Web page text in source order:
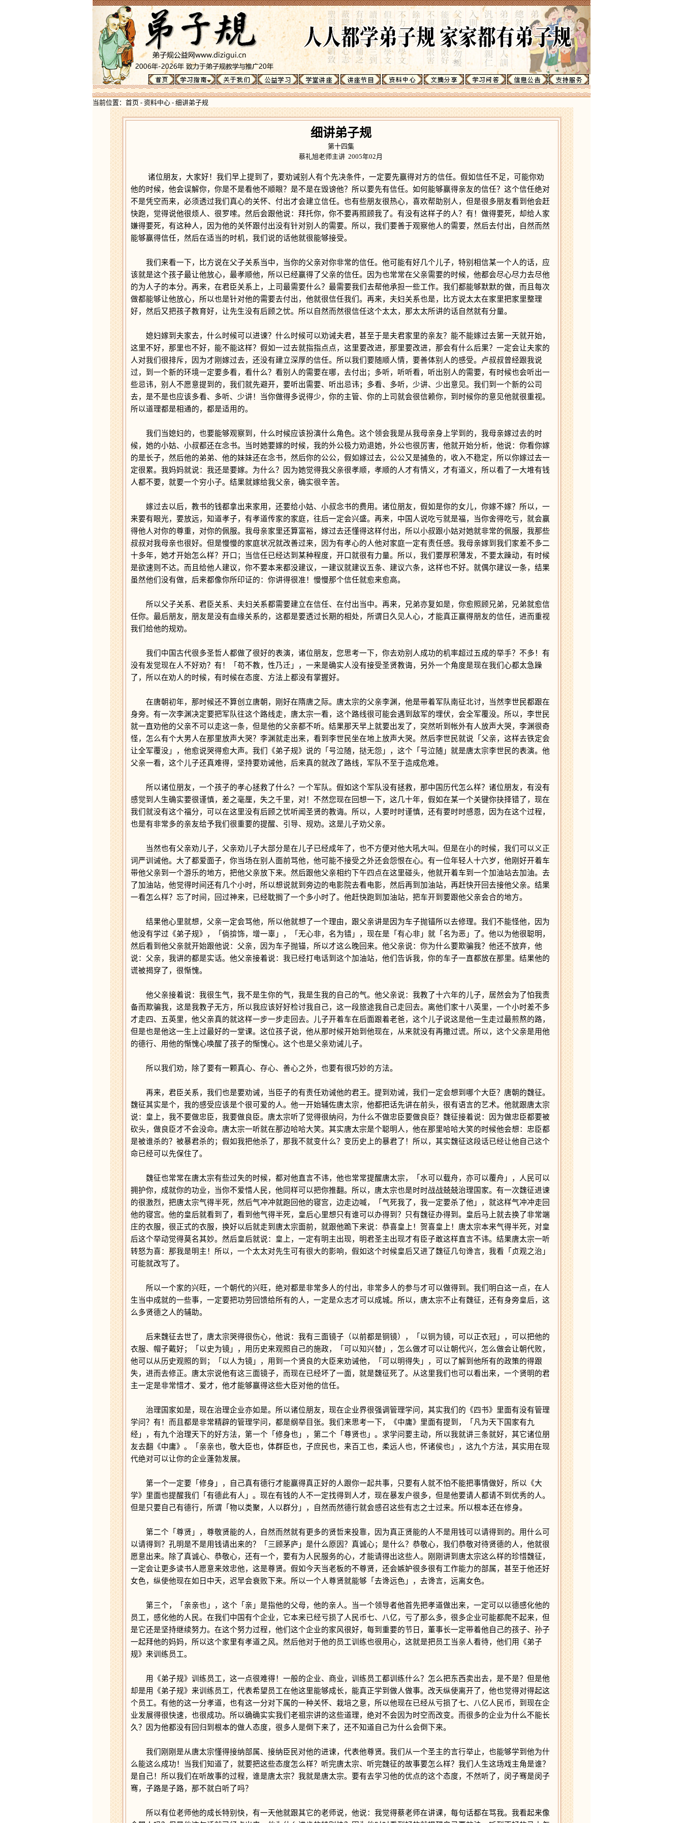
当前位置： 首页 - 资料中心 - 细讲弟子规
细讲弟子规
第十四集
蔡礼旭老师主讲 2005年02月
诸位朋友，大家好！我们早上提到了，要劝诫别人有个先决条件，一定要先赢得对方的信任。假如信任不足，可能你劝
他的时候，他会误解你，你是不是看他不顺眼？是不是在毁谤他？所以要先有信任。如何能够赢得亲友的信任？这个信任绝对
不是凭空而来，必须透过我们真心的关怀、付出才会建立信任。也有些朋友很热心，喜欢帮助别人，但是很多朋友看到他会赶
快跑，觉得说他很烦人、很罗嗦。然后会跟他说：拜托你，你不要再照顾我了。有没有这样子的人？有！做得要死，却给人家
嫌得要死，有这种人，因为他的关怀跟付出没有针对别人的需要。所以，我们要善于观察他人的需要，然后去付出，自然而然
能够赢得信任，然后在适当的时机，我们说的话他就很能够接受。
我们来看一下，比方说在父子关系当中，当你的父亲对你非常的信任。他可能有好几个儿子，特别相信某一个人的话，应
该就是这个孩子最让他放心，最孝顺他，所以已经赢得了父亲的信任。因为也常常在父亲需要的时候，他都会尽心尽力去尽他
的为人子的本分。再来，在君臣关系上，上司最需要什么？最需要我们去帮他承担一些工作。我们都能够默默的做，而且每次
做都能够让他放心，所以也是针对他的需要去付出，他就很信任我们。再来，夫妇关系也是，比方说太太在家里把家里整理
好，然后又把孩子教育好，让先生没有后顾之忧。所以自然而然很信任这个太太，那太太所讲的话自然就有分量。
媳妇嫁到夫家去，什么时候可以进谏？什么时候可以劝诫夫君，甚至于是夫君家里的亲友？能不能嫁过去第一天就开始，
这里不好，那里也不好，能不能这样？假如一过去就指指点点，这里要改进，那里要改进，那会有什么后果？一定会让夫家的
人对我们很排斥，因为才刚嫁过去，还没有建立深厚的信任。所以我们要随顺人情，要善体别人的感受。卢叔叔曾经跟我说
过，到一个新的环境一定要多看，看什么？看别人的需要在哪，去付出；多听，听听看，听出别人的需要，有时候也会听出一
些忌讳，别人不愿意提到的，我们就先避开，要听出需要、听出忌讳；多看、多听，少讲、少出意见。我们到一个新的公司
去，是不是也应该多看、多听、少讲！当你做得多说得少，你的主管、你的上司就会很信赖你，到时候你的意见他就很重视。
所以道理都是相通的，都是适用的。
我们当媳妇的，也要能够观察到，什么时候应该扮演什么角色。这个领会我是从我母亲身上学到的，我母亲嫁过去的时
候，她的小姑、小叔都还在念书。当时她要嫁的时候，我的外公极力劝退她，外公也很厉害，他就开始分析，他说：你看你嫁
的是长子，然后他的弟弟、他的妹妹还在念书，然后你的公公，假如嫁过去，公公又是捕鱼的，收入不稳定，所以你嫁过去一
定很累。我妈妈就说：我还是要嫁。为什么？因为她觉得我父亲很孝顺，孝顺的人才有情义，才有道义，所以看了一大堆有钱
人都不要，就要一个穷小子。结果就嫁给我父亲，确实很辛苦。
嫁过去以后，教书的钱都拿出来家用，还要给小姑、小叔念书的费用。诸位朋友，假如是你的女儿，你嫁不嫁？所以，一
来要有眼光，要放远，知道孝子，有孝道传家的家庭，往后一定会兴盛。再来，中国人说吃亏就是福，当你舍得吃亏，就会赢
得他人对你的尊重，对你的佩服。我母亲家里还算富裕，嫁过去还懂得这样付出，所以小叔跟小姑对她就非常的佩服，我那些
叔叔对我母亲也很好。但是慢慢的家庭状况就改善过来，因为有孝心的人他对家庭一定有责任感。我母亲嫁到我们家差不多二
十多年，她才开始怎么样？开口；当信任已经达到某种程度，开口就很有力量。所以，我们要厚积薄发，不要太躁动，有时候
是欲速则不达。而且给他人建议，你不要本来都没建议，一建议就建议五条、建议六条，这样也不好。就偶尔建议一条，结果
虽然他们没有做，后来都像你所印证的：你讲得很准！慢慢那个信任就愈来愈高。
所以父子关系、君臣关系、夫妇关系都需要建立在信任、在付出当中。再来，兄弟亦复如是，你愈照顾兄弟，兄弟就愈信
任你。最后朋友，朋友是没有血缘关系的，这都是要透过长期的相处，所谓日久见人心，才能真正赢得朋友的信任，进而重视
我们给他的规劝。
我们中国古代很多圣哲人都做了很好的表演，诸位朋友，您思考一下，你去劝别人成功的机率超过五成的举手？不多！有
没有发觉现在人不好劝？有！「苟不教，性乃迁」，一来是确实人没有接受圣贤教诲，另外一个角度是现在我们心都太急躁
了，所以在劝人的时候，有时候在态度、方法上都没有掌握好。
在唐朝初年，那时候还不算创立唐朝，刚好在隋唐之际。唐太宗的父亲李渊，他是带着军队南征北讨，当然李世民都跟在
身旁。有一次李渊决定要把军队往这个路线走，唐太宗一看，这个路线很可能会遇到敌军的埋伏，会全军覆没。所以，李世民
就一直劝他的父亲不可以走这一条，但是他的父亲都不听。结果那天早上就要出发了，突然听到帐外有人放声大哭，李渊很奇
怪，怎么有个大男人在那里放声大哭？李渊就走出来，看到李世民坐在地上放声大哭。然后李世民就说「父亲，这样去铁定会
让全军覆没」，他愈说哭得愈大声。我们《弟子规》说的「号泣随，挞无怨」，这个「号泣随」就是唐太宗李世民的表演。他
父亲一看，这个儿子还真难得，坚持要劝诫他，后来真的就改了路线，军队不至于造成危难。
所以诸位朋友，一个孩子的孝心拯救了什么？一个军队。假如这个军队没有拯救，那中国历代怎么样？诸位朋友，有没有
感觉到人生确实要很谨慎，差之毫厘，失之千里，对！不然您现在回想一下，这几十年，假如在某一个关键你抉择错了，现在
我们就没有这个福分，可以在这里没有后顾之忧听闻圣贤的教诲。所以，人要时时谨慎，还有要时时感恩，因为在这个过程，
也是有非常多的亲友给予我们很重要的提醒、引导、规劝。这是儿子劝父亲。
当然也有父亲劝儿子，父亲劝儿子大部分是在儿子已经成年了，也不方便对他大吼大叫。但是在小的时候，我们可以义正
词严训诫他。大了都爱面子，你当场在别人面前骂他，他可能不接受之外还会怨恨在心。有一位年轻人十六岁，他刚好开着车
带他父亲到一个游乐的地方，把他父亲放下来。然后跟他父亲相约下午四点在这里碰头，他就开着车到一个加油站去加油。去
了加油站，他觉得时间还有几个小时，所以想说就到旁边的电影院去看电影，然后再到加油站，再赶快开回去接他父亲。结果
一看怎么样？忘了时间，回过神来，已经耽搁了一个多小时了。他赶快跑到加油站，把车开到要跟他父亲会合的地方。
结果他心里就想，父亲一定会骂他，所以他就想了一个理由，跟父亲讲是因为车子抛锚所以去修理。我们不能怪他，因为
他没有学过《弟子规》，「倘揜饰，增一辜」，「无心非，名为错」，现在是「有心非」就「名为恶」了。他以为他很聪明，
然后看到他父亲就开始跟他说：父亲，因为车子抛锚，所以才这么晚回来。他父亲说：你为什么要欺骗我？他还不放弃，他
说：父亲，我讲的都是实话。他父亲接着说：我已经打电话到这个加油站，他们告诉我，你的车子一直都放在那里。结果他的
谎被揭穿了，很惭愧。
他父亲接着说：我很生气，我不是生你的气，我是生我的自己的气。他父亲说：我教了十六年的儿子，居然会为了怕我责
备而欺骗我，这是我教子无方，所以我应该好好检讨我自己，这一段旅途我自己走回去。离他们家十八英里，一个小时差不多
才走四、五英里，他父亲真的就这样一步一步走回去。儿子开着车在后面跟着老爸，这个儿子说这是他一生走过最煎熬的路，
但是也是他这一生上过最好的一堂课。这位孩子说，他从那时候开始到他现在，从来就没有再撒过谎。所以，这个父亲是用他
的德行、用他的惭愧心唤醒了孩子的惭愧心。这个也是父亲劝诫儿子。
所以我们劝，除了要有一颗真心、存心、善心之外，也要有很巧妙的方法。
再来，君臣关系，我们也是要劝诫，当臣子的有责任劝诫他的君王。提到劝诫，我们一定会想到哪个大臣？唐朝的魏征。
魏征其实是个，我的感受应该是个很可爱的人。他一开始辅佐唐太宗，他都把话先讲在前头，很有语言的艺术。他就跟唐太宗
说：皇上，我不要做忠臣，我要做良臣。唐太宗听了觉得很纳闷，为什么不做忠臣要做良臣？魏征接着说：因为做忠臣都要被
砍头，做良臣才不会没命。唐太宗一听就在那边哈哈大笑。其实唐太宗是个聪明人，他在那里哈哈大笑的时候他会想：忠臣都
是被谁杀的？被暴君杀的；假如我把他杀了，那我不就变什么？变历史上的暴君了！所以，其实魏征这段话已经让他自己这个
命已经可以先保住了。
魏征也常常在唐太宗有些过失的时候，都对他直言不讳，他也常常提醒唐太宗，「水可以载舟，亦可以覆舟」，人民可以
拥护你，成就你的功业，当你不爱惜人民，他同样可以把你推翻。所以，唐太宗也是时时战战兢兢治理国家。有一次魏征进谏
的很激烈，把唐太宗气得半死，然后气冲冲就跑回他的寝宫，边走边喊，「气死我了，我一定要杀了他」，就这样气冲冲走回
他的寝宫。他的皇后就看到了，看到他气得半死，皇后心里想只有谁可以办得到？只有魏征办得到。皇后马上就去换了非常端
庄的衣服，很正式的衣服，换好以后就走到唐太宗面前，就跟他跪下来说：恭喜皇上！贺喜皇上！唐太宗本来气得半死，对皇
后这个举动觉得莫名其妙。然后皇后就说：皇上，一定有明主出现，明君圣主出现才有臣子敢这样直言不讳。结果唐太宗一听
转怒为喜：那我是明主！所以，一个太太对先生可有很大的影响，假如这个时候皇后又进了魏征几句谗言，我看「贞观之治」
可能就改写了。
所以一个家的兴旺，一个朝代的兴旺，绝对都是非常多人的付出，非常多人的参与才可以做得到。我们明白这一点，在人
生当中成就的一些事，一定要把功劳回馈给所有的人，一定是众志才可以成城。所以，唐太宗不止有魏征，还有身旁皇后，这
么多贤德之人的辅助。
后来魏征去世了，唐太宗哭得很伤心，他说：我有三面镜子（以前都是铜镜），「以铜为镜，可以正衣冠」，可以把他的
衣服、帽子戴好；「以史为镜」，用历史来观照自己的施政，「可以知兴替」，怎么做才可以让朝代兴，怎么做会让朝代败，
他可以从历史观照的到；「以人为镜」，用到一个贤良的大臣来劝诫他，「可以明得失」，可以了解到他所有的政策的得跟
失，进而去修正。唐太宗说他有这三面镜子，而现在已经坏了一面，就是魏征死了。从这里我们也可以看出来，一个贤明的君
主一定是非常惜才、爱才，他才能够赢得这些大臣对他的信任。
治理国家如是，现在治理企业亦如是。所以诸位朋友，现在企业界很强调管理学问，其实我们的《四书》里面有没有管理
学问？有！而且都是非常精辟的管理学问，都是纲举目张。我们来思考一下，《中庸》里面有提到，「凡为天下国家有九
经」，有九个治理天下的好方法，第一个「修身也」，第二个「尊贤也」。求学问要主动，所以我就讲三条就好，其它诸位朋
友去翻《中庸》。「亲亲也，敬大臣也，体群臣也，子庶民也，来百工也，柔远人也，怀诸侯也」，这九个方法，其实用在现
代绝对可以让你的企业蓬勃发展。
第一个一定要「修身」，自己真有德行才能赢得真正好的人跟你一起共事，只要有人就不怕不能把事情做好，所以《大
学》里面也提醒我们「有德此有人」。现在有钱的人不一定找得到人才，现在暴发户很多，但是他要请人都请不到优秀的人。
但是只要自己有德行，所谓「物以类聚，人以群分」，自然而然德行就会感召这些有志之士过来。所以根本还在修身。
第二个「尊贤」，尊敬贤能的人，自然而然就有更多的贤哲来投靠，因为真正贤能的人不是用钱可以请得到的。用什么可
以请得到？孔明是不是用钱请出来的？「三顾茅庐」是什么原因？真诚心；是什么？恭敬心，我们恭敬对待贤德的人，他就很
愿意出来。除了真诚心、恭敬心，还有一个，要有为人民服务的心，才能请得出这些人。刚刚讲到唐太宗这么样的珍惜魏征，
一定会让更多读书人愿意来效忠他，这是尊贤。假如今天当老板的不尊贤，还会嫉妒很多很有工作能力的部属，甚至于他还好
女色，纵使他现在如日中天，迟早会衰败下来。所以一个人尊贤就能够「去谗远色」，去谗言，远离女色。
第三个，「亲亲也」，这个「亲」是指他的父母，他的亲人。当一个领导者他首先把孝道做出来，一定可以以德感化他的
员工，感化他的人民。在我们中国有个企业，它本来已经亏损了人民币七、八亿，亏了那么多，很多企业可能都爬不起来，但
是它还是坚持继续努力。在这个努力过程，他们这个企业的家风很好，每到重要的节日，董事长一定带着他自己的孩子、孙子
一起拜他的妈妈，所以这个家里有孝道之风。然后他对于他的员工训练也很用心，这就是把员工当亲人看待，他们用《弟子
规》来训练员工。
用《弟子规》训练员工，这一点很难得！一般的企业、商业，训练员工都训练什么？怎么把东西卖出去，是不是？但是他
却是用《弟子规》来训练员工，代表希望员工在他这里能够成长，能真正学到做人做事。改天纵使离开了，他也觉得对得起这
个员工。有他的这一分孝道，也有这一分对下属的一种关怀、栽培之意，所以他现在已经从亏损了七、八亿人民币，到现在企
业发展得很快速，也很成功。所以确确实实我们老祖宗讲的这些道理，绝对不会因为时空而改变。而很多的企业为什么不能长
久？因为他都没有回归到根本的做人态度，很多人是倒下来了，还不知道自己为什么会倒下来。
我们刚刚是从唐太宗懂得接纳部属、接纳臣民对他的进谏，代表他尊贤。我们从一个圣主的言行举止，也能够学到他为什
么能这么成功！当我们知道了，就要把这些态度怎么样？听完唐太宗、听完魏征的故事要怎么样？我们人生这场戏主角是谁？
是自己！所以我们在听故事的过程，谁是唐太宗？我就是唐太宗。要有去学习他的优点的这个态度，不然听了，闵子骞是闵子
骞，子路是子路，那不就白听了吗？
所以有位老师他的成长特别快，有一天他就跟其它的老师说，他说：我觉得蔡老师在讲课，每句话都在骂我。我看起来像